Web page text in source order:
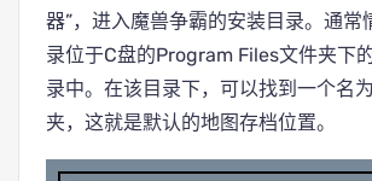
器”，进入魔兽争霸的安装目录。通常
录位于C盘的Program Files文件夹下
录中。在该目录下，可以找到一个名
夹，这就是默认的地图存档位置。